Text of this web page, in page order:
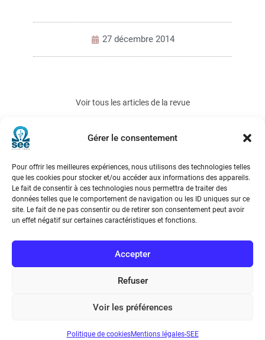
Gérer le consentement
Pour offrir les meilleures expériences, nous utilisons des technologies telles
que les cookies pour stocker et/ou accéder aux informations des appareils.
Le fait de consentir à ces technologies nous permettra de traiter des
données telles que le comportement de navigation ou les ID uniques sur ce
site. Le fait de ne pas consentir ou de retirer son consentement peut avoir
un effet négatif sur certaines caractéristiques et fonctions.
Accepter
Refuser
Voir les préférences
Politique de cookiesMentions légales-SEE
27 décembre 2014
Voir tous les articles de la revue
REE 2014-5
de l’Information et de la Communication
75116 Paris
Métro : « Boissière » Ligne 6 et « Iéna » Ligne 9
Téléphone : (+33) 1 56 90 37 17